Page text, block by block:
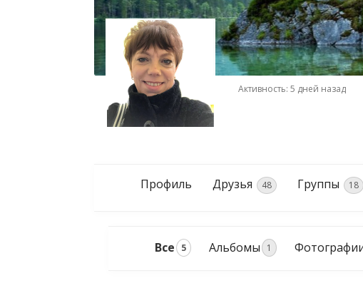
Активность: 5 дней назад
Профиль Друзья 48 Группы 18
Все 5 Альбомы 1